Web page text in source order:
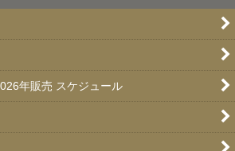
年販売 スケジュール